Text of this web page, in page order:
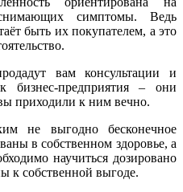
снимающих симптомы. Ведь
быть их покупателем, а это
вам консультации и
бизнес-предприятия – они
приходили к ним вечно.
не выгодно бесконечное
в собственном здоровье, а
научиться дозировано
к собственной выгоде.